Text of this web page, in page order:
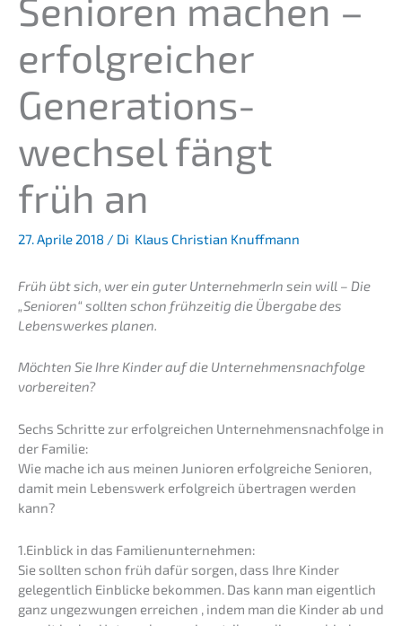
Senio­ren machen –
erfolg­rei­cher
Generations­
wechsel fängt
früh an
27. Aprile 2018 / Di Klaus Christian Knuffmann
Früh übt sich, wer ein guter Unter­neh­me­rIn sein will – Die
„Senio­ren“ sollten schon frühzei­tig die Überga­be des
Lebens­werkes planen.
Möchten Sie Ihre Kinder auf die Unternehmens­nachfolge
vorbereiten?
Sechs Schrit­te zur erfolg­rei­chen Unternehmens­nachfolge in
der Familie:
Wie mache ich aus meinen Junio­ren erfolg­rei­che Senio­ren,
damit mein Lebens­werk erfolg­reich übertra­gen werden
kann?
1.Einblick in das Familienunternehmen:
Sie sollten schon früh dafür sorgen, dass Ihre Kinder
gelegent­lich Einbli­cke bekom­men. Das kann man eigent­lich
ganz ungezwun­gen errei­chen , indem man die Kinder ab und